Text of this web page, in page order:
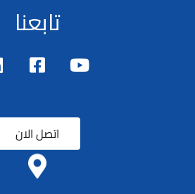
تابعنا
اتصل الان